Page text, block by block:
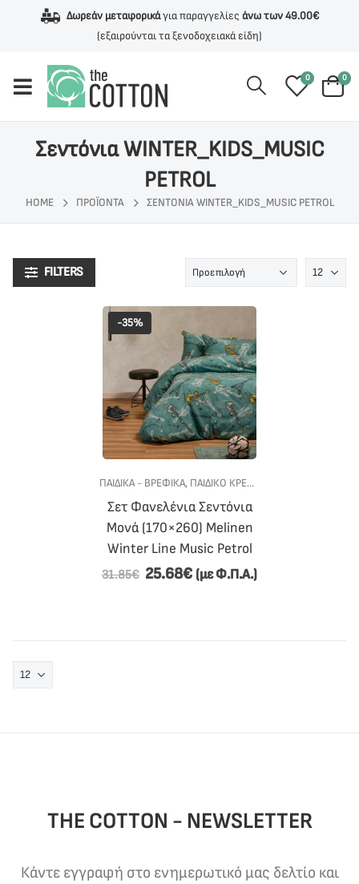
Δωρεάν μεταφορικάγια παραγγελίες άνω των 49.00€
(εξαιρούνται τα ξενοδοχειακά είδη)
0 0
Σεντόνια WINTER_KIDS_MUSIC
PETROL
HOME ΠΡΟΪΌΝΤΑ ΣΕΝΤΌΝΙΑ WINTER_KIDS_MUSIC PETROL
FILTERS
-35%
ΠΑΙΔΙΚΑ - ΒΡΕΦΙΚΑ, ΠΑΙΔΙΚΟ ΚΡΕΒΑΤΙ
Σετ Φανελένια Σεντόνια
Μονά (170×260) Melinen
Winter Line Music Petrol
31.85€ 25.68€ (με Φ.Π.Α.)
THE COTTON - NEWSLETTER
Κάντε εγγραφή στο ενημερωτικό μας δελτίο και